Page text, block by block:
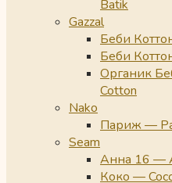
Batik
Gazzal
Беби
Беби
Органик
Cotton
Nako
Париж —
Seam
Анна 16 —
Коко —